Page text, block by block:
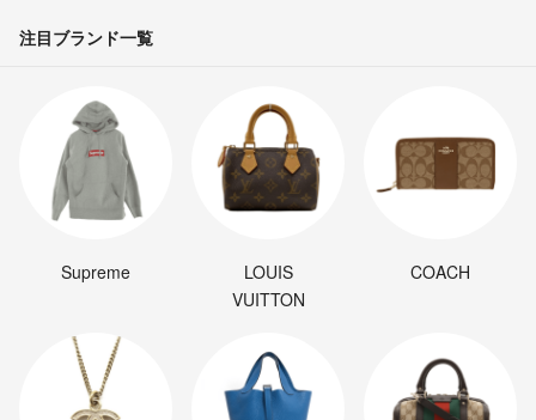
注目ブランド一覧
Supreme
LOUIS
VUITTON
COACH